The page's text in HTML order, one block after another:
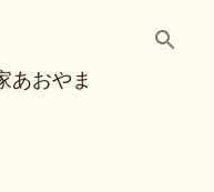
おやま